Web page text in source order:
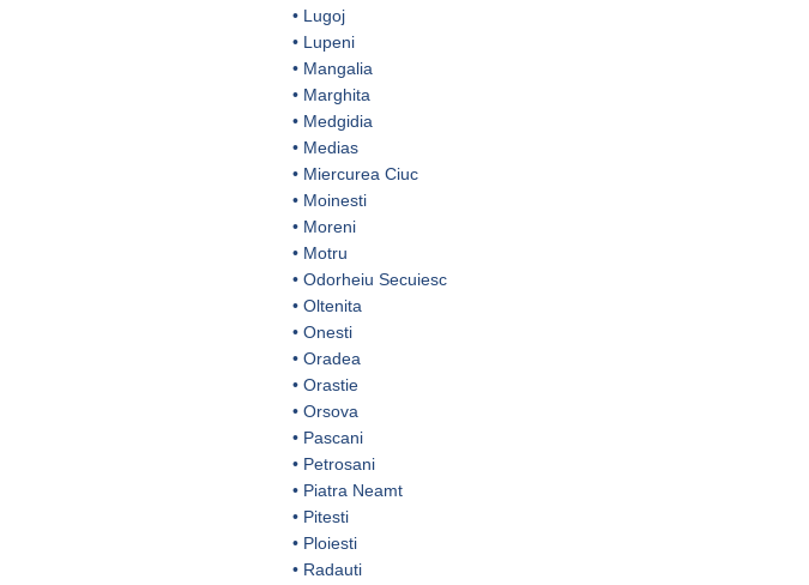
• Lugoj
• Lupeni
• Mangalia
• Marghita
• Medgidia
• Medias
• Miercurea Ciuc
• Moinesti
• Moreni
• Motru
• Odorheiu Secuiesc
• Oltenita
• Onesti
• Oradea
• Orastie
• Orsova
• Pascani
• Petrosani
• Piatra Neamt
• Pitesti
• Ploiesti
• Radauti